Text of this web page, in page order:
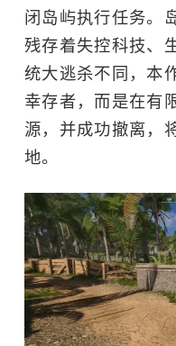
闭岛屿执行任务。
残存着失控科技、
统大逃杀不同，本
幸存者，而是在有
源，并成功撤离，
地。